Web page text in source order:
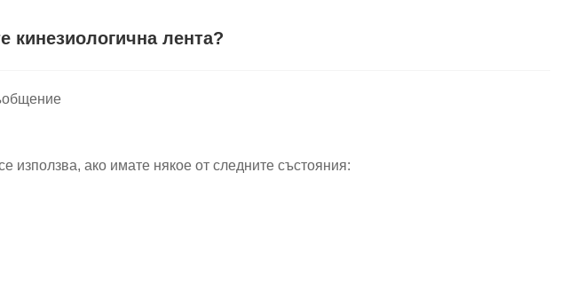
кинезиологична лента?
използва, ако имате някое от следните състояния: